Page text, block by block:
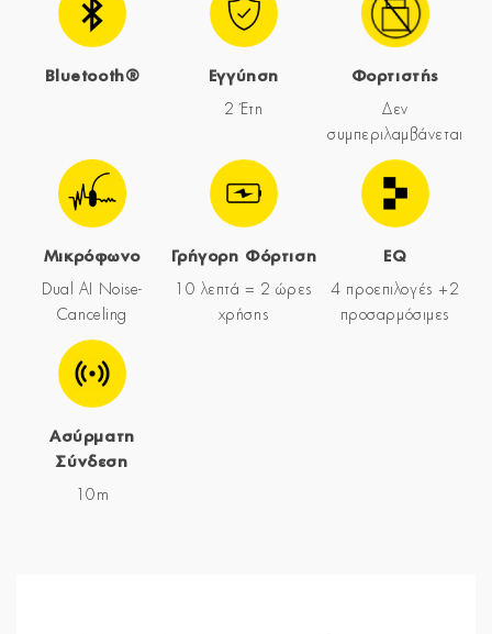
Bluetooth® Εγγύηση
2 Έτη
Φορτιστής
Δεν
συμπεριλαμβάνεται
Μικρόφωνο
Dual AI Noise-
Canceling
Γρήγορη Φόρτιση
10 λεπτά = 2 ώρες
χρήσης
EQ
4 προεπιλογές +2
προσαρμόσιμες
Ασύρματη
Σύνδεση
10m